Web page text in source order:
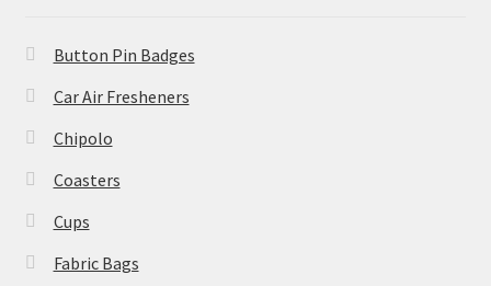
Button Pin Badges
Car Air Fresheners
Chipolo
Coasters
Cups
Fabric Bags